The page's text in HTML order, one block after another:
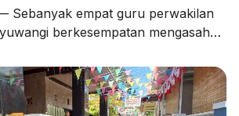
Sebanyak empat guru perwakilan
berkesempatan mengasah
diselenggarakan oleh Dinas
Kearsipan (Dispusip) Kabupaten
dengan Dinas Pendidikan